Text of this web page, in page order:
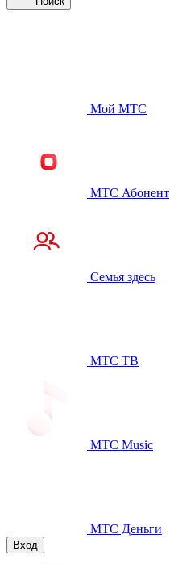
Мой МТС
МТС Абонент
Семья здесь
МТС ТВ
МТС Music
МТС Деньги
Вход